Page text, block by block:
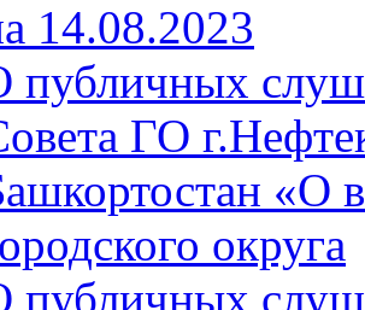
14.08.2023
публичных
ГО
«О
округа
публичных